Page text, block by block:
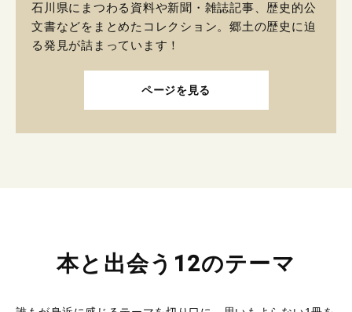
石川県にまつわる資料や新聞・雑誌記事、歴史的公
文書などをまとめたコレクション。郷土の歴史に迫
る発見が詰まっています！
ページを見る
本と出会う12のテーマ